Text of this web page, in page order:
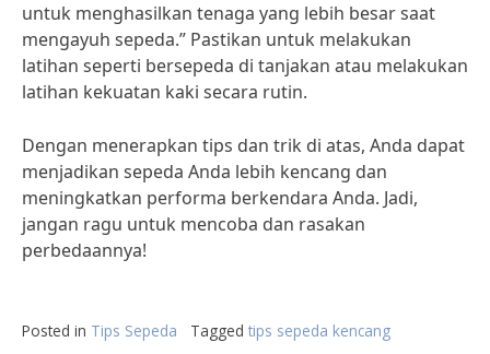
untuk menghasilkan tenaga yang lebih besar saat
mengayuh sepeda.” Pastikan untuk melakukan
latihan seperti bersepeda di tanjakan atau melakukan
latihan kekuatan kaki secara rutin.
Dengan menerapkan tips dan trik di atas, Anda dapat
menjadikan sepeda Anda lebih kencang dan
meningkatkan performa berkendara Anda. Jadi,
jangan ragu untuk mencoba dan rasakan
perbedaannya!
Posted in Tips Sepeda Tagged tips sepeda kencang